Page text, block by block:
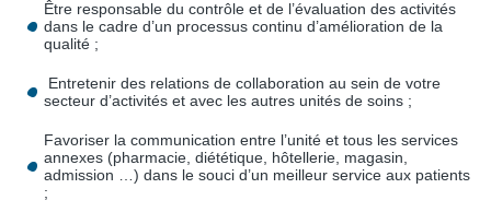
Être responsable du contrôle et de l’évaluation des activités
dans le cadre d’un processus continu d’amélioration de la
qualité ;
Entretenir des relations de collaboration au sein de votre
secteur d’activités et avec les autres unités de soins ;
Favoriser la communication entre l’unité et tous les services
annexes (pharmacie, diététique, hôtellerie, magasin,
admission …) dans le souci d’un meilleur service aux patients
;